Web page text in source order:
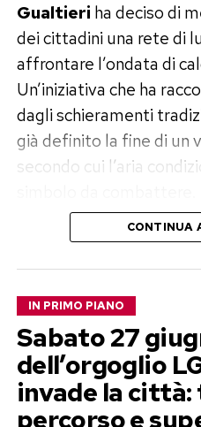
Gualtieri ha deciso di
dei cittadini una rete di
affrontare l’ondata di
Un’iniziativa che ha
dagli schieramenti
già definito la fine di un
secondo cui l’aria
Cinema gratis e
nelle ore più calde
Il piano predisposto dal
l’apertura gratuita di
ore più torride della
si aggiungono
pubblici climatizzati,
CONTINUA
IN PRIMO PIANO
Sabato 27
dell’orgoglio
invade la
percorso e